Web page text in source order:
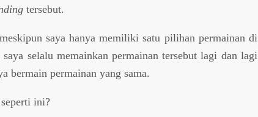
tersebut.
saya hanya memiliki satu pilihan permainan di
selalu memainkan permainan tersebut lagi dan lagi
bermain permainan yang sama.
ini?